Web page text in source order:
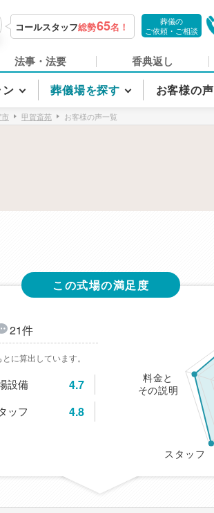
コールスタッフ総勢65名！
葬儀の
ご依頼・ご相談
法事・法要 香典返し
葬儀場を探す お客様の声
甲賀斎苑 お客様の声一覧
この式場の満足度
21件
に算出しています。
設備 4.7
ッフ 4.8
スタッフ
料金と
その説明